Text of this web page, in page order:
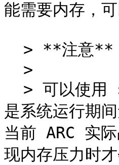
能需要内存，
是系统运行期
当前 ARC 实
现内存压力时才